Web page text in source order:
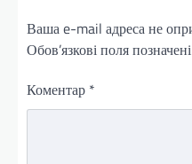
Ваша e-mail адреса не
Обов’язкові поля позначені
Коментар *